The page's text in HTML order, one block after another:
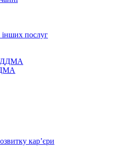
інших послуг
ДДМА
кар’єри